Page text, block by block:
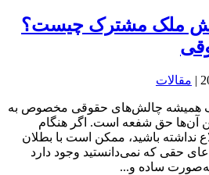
ملک مشترک چیست؟
| مقالات
همیشه چالش‌های حقوقی مخصوص به
آن‌ها حق شفعه است. اگر هنگام
نداشته باشید، ممکن است با بطلان
حقی که نمی‌دانستید وجود دارد
ساده و...